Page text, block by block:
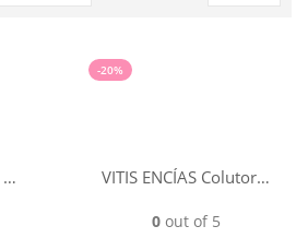
GINGI LACER Pasta dentífrica 125 ml
-20%
VITIS ENCÍAS Colutorio 500 ml
0out of 5